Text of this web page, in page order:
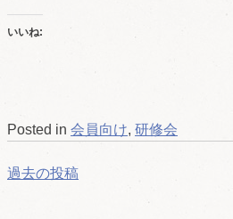
いいね:
Posted in 会員向け, 研修会
投
過去の投稿